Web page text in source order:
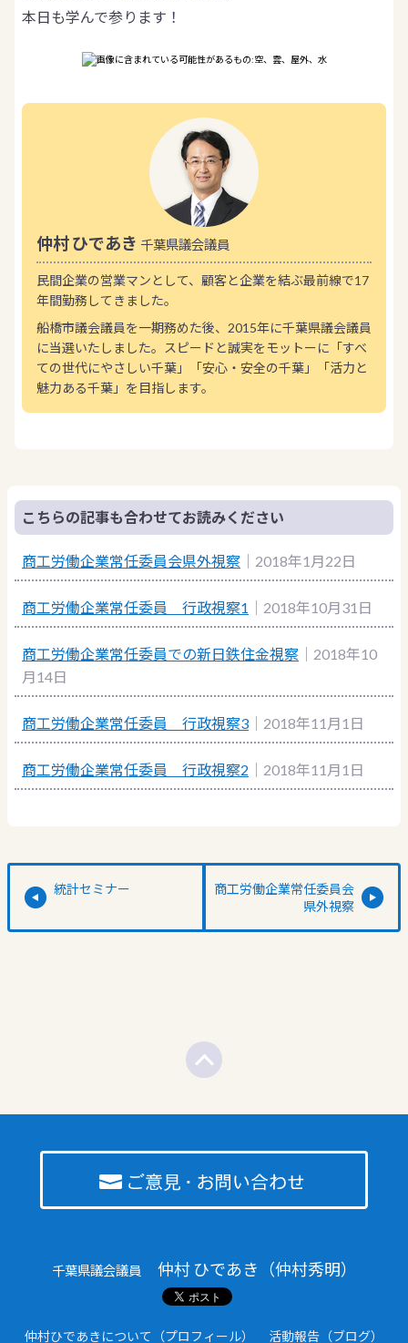
本日も学んで参ります！
仲村 ひであき 千葉県議会議員
民間企業の営業マンとして、顧客と企業を結ぶ最前線で17
年間勤務してきました。
船橋市議会議員を一期務めた後、2015年に千葉県議会議員
に当選いたしました。スピードと誠実をモットーに「すべ
ての世代にやさしい千葉」「安心・安全の千葉」「活力と
魅力ある千葉」を目指します。
こちらの記事も合わせてお読みください
商工労働企業常任委員会県外視察 ｜2018年1月22日
商工労働企業常任委員 行政視察1 ｜2018年10月31日
商工労働企業常任委員での新日鉄住金視察 ｜2018年10
月14日
商工労働企業常任委員 行政視察3 ｜2018年11月1日
商工労働企業常任委員 行政視察2 ｜2018年11月1日
統計セミナー
商工労働企業常任委員会
県外視察
千葉県議会議員 仲村 ひであき（仲村秀明）
仲村ひであきについて（プロフィール） 活動報告（ブログ）